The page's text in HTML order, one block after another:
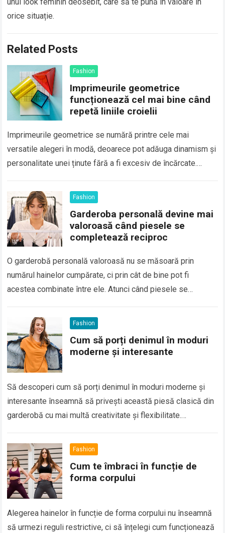
unui look feminin deosebit, care să te pună în valoare în
orice situație.
Related Posts
Fashion
Imprimeurile geometrice
funcționează cel mai bine când
repetă liniile croielii
Imprimeurile geometrice se numără printre cele mai
versatile alegeri în modă, deoarece pot adăuga dinamism și
personalitate unei ținute fără a fi excesiv de încărcate.
Fashion
Garderoba personală devine mai
valoroasă când piesele se
completează reciproc
O garderobă personală valoroasă nu se măsoară prin
numărul hainelor cumpărate, ci prin cât de bine pot fi
acestea combinate între ele. Atunci când piesele se
Fashion
Cum să porți denimul în moduri
moderne și interesante
Să descoperi cum să porți denimul în moduri moderne și
interesante înseamnă să privești această piesă clasică din
garderobă cu mai multă creativitate și flexibilitate.
Fashion
Cum te îmbraci în funcție de
forma corpului
Alegerea hainelor în funcție de forma corpului nu înseamnă
să urmezi reguli restrictive, ci să înțelegi cum funcționează